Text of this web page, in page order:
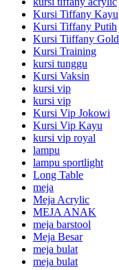
Kursi Tiffany Kayu
Kursi Tiffany Putih
Kursi Tiiffany Gold
Kursi Training
kursi tunggu
Kursi Vaksin
kursi vip
kursi vip
Kursi Vip Jokowi
Kursi Vip Kayu
kursi vip royal
lampu
lampu sportlight
Long Table
meja
Meja Acrylic
MEJA ANAK
meja barstool
Meja Besar
meja bulat
meja bulat